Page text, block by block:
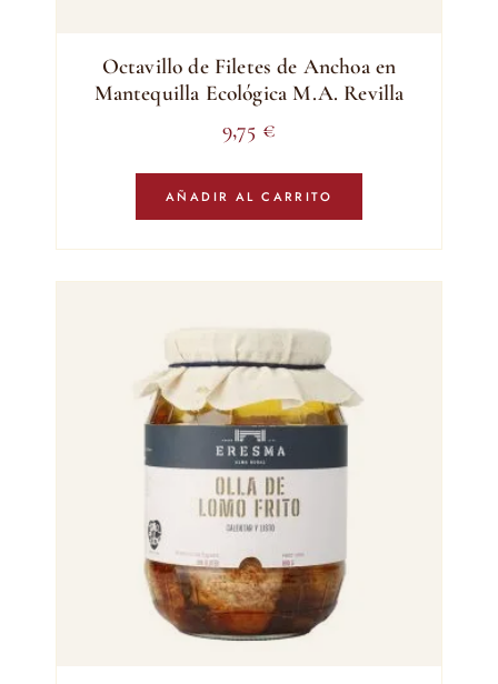
Octavillo de Filetes de Anchoa en
Mantequilla Ecológica M.A. Revilla
9,75 €
AÑADIR AL CARRITO